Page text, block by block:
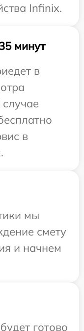
Infinix.
минут
в
в
мы
смету
и начнем
готово